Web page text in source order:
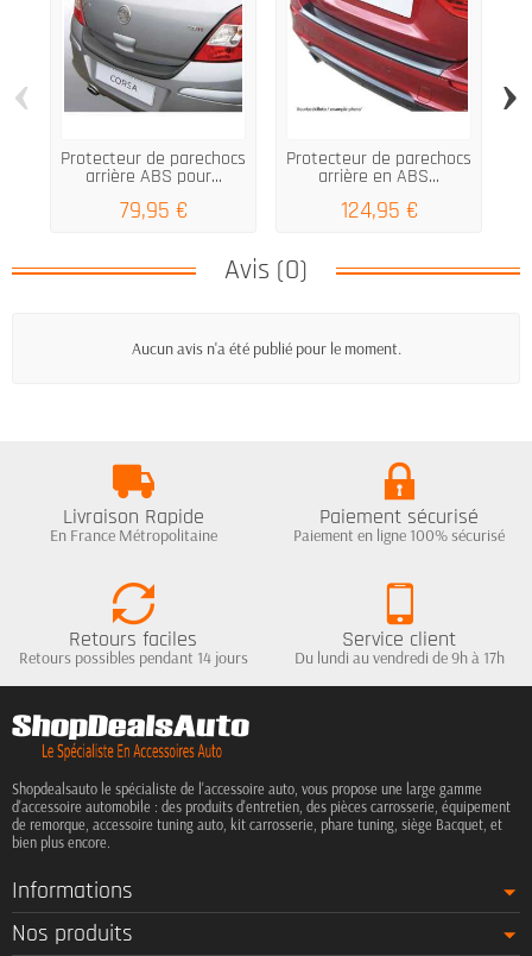
Protecteur de parechocs
arrière ABS pour...
79,95 €
Protecteur de parechocs
arrière en ABS...
124,95 €
‹ ›
Avis (0)
Aucun avis n'a été publié pour le moment.
Livraison Rapide
En France Métropolitaine
Paiement sécurisé
Paiement en ligne 100% sécurisé
Retours faciles
Retours possibles pendant 14 jours
Service client
Du lundi au vendredi de 9h à 17h
Shopdealsauto le spécialiste de l'accessoire auto, vous propose une large gamme
d'accessoire automobile : des produits d'entretien, des pièces carrosserie, équipement
de remorque, accessoire tuning auto, kit carrosserie, phare tuning, siège Bacquet, et
bien plus encore.
Informations
Nos produits